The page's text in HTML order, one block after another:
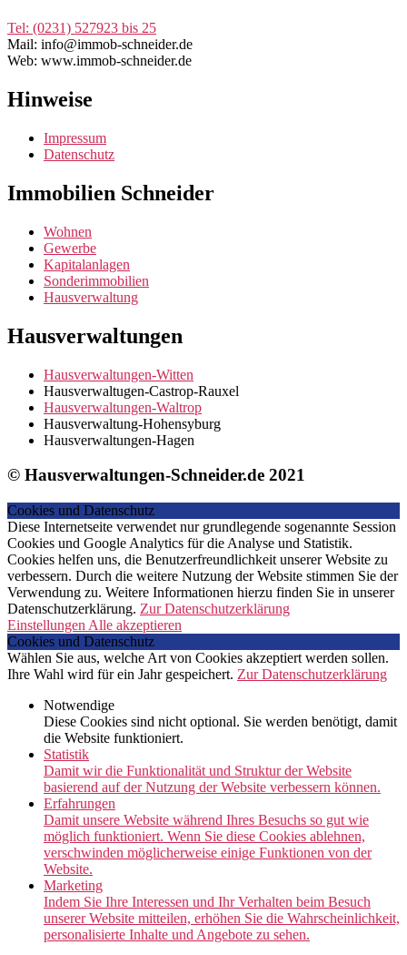
Tel: (0231) 527923 bis 25
Mail: info@immob-schneider.de
Web: www.immob-schneider.de
Hinweise
Impressum
Datenschutz
Immobilien Schneider
Wohnen
Gewerbe
Kapitalanlagen
Sonderimmobilien
Hausverwaltung
Hausverwaltungen
Hausverwaltungen-Witten
Hausverwaltugen-Castrop-Rauxel
Hausverwaltungen-Waltrop
Hausverwaltung-Hohensyburg
Hausverwaltungen-Hagen
© Hausverwaltungen-Schneider.de 2021
Cookies und Datenschutz
Diese Internetseite verwendet nur grundlegende sogenannte Session
Cookies und Google Analytics für die Analyse und Statistik.
Cookies helfen uns, die Benutzerfreundlichkeit unserer Website zu
verbessern. Durch die weitere Nutzung der Website stimmen Sie der
Verwendung zu. Weitere Informationen hierzu finden Sie in unserer
Datenschutzerklärung. Zur Datenschutzerklärung
Einstellungen Alle akzeptieren
Cookies und Datenschutz
Wählen Sie aus, welche Art von Cookies akzeptiert werden sollen.
Ihre Wahl wird für ein Jahr gespeichert. Zur Datenschutzerklärung
Notwendige
Diese Cookies sind nicht optional. Sie werden benötigt, damit
die Website funktioniert.
Statistik
Damit wir die Funktionalität und Struktur der Website
basierend auf der Nutzung der Website verbessern können.
Erfahrungen
Damit unsere Website während Ihres Besuchs so gut wie
möglich funktioniert. Wenn Sie diese Cookies ablehnen,
verschwinden möglicherweise einige Funktionen von der
Website.
Marketing
Indem Sie Ihre Interessen und Ihr Verhalten beim Besuch
unserer Website mitteilen, erhöhen Sie die Wahrscheinlichkeit,
personalisierte Inhalte und Angebote zu sehen.